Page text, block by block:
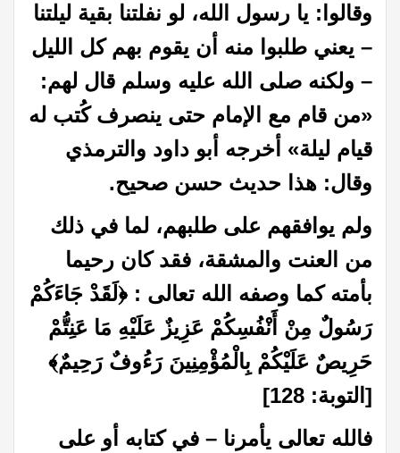
وقالوا: يا رسول الله، لو نفلتنا بقية ليلتنا
– يعني طلبوا منه أن يقوم بهم كل الليل
– ولكنه صلى الله عليه وسلم قال لهم:
«من قام مع الإمام حتى ينصرف كُتب له
قيام ليلة» أخرجه أبو داود والترمذي
وقال: هذا حديث حسن صحيح.
ولم يوافقهم على طلبهم، لما في ذلك
من العنت والمشقة، فقد كان رحيما
بأمته كما وصفه الله تعالى : ﴿لَقَدْ جَاءَكُمْ
رَسُولٌ مِنْ أَنْفُسِكُمْ عَزِيزٌ عَلَيْهِ مَا عَنِتُّمْ
حَرِيصٌ عَلَيْكُمْ بِالْمُؤْمِنِينَ رَءُوفٌ رَحِيمٌ﴾
[التوبة: 128]
فالله تعالى يأمرنا – في كتابه أو على